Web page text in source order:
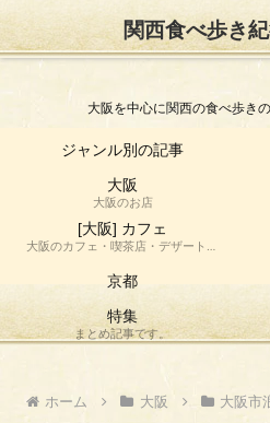
関西食べ歩
大阪を中心に関西の食べ歩き
ジャンル別の記事
大阪
大阪のお店
[大阪] カフェ
大阪のカフェ・喫茶店・デザート店
京都
特集
まとめ記事です。
ホーム 大阪 大阪市
関西食べ歩き